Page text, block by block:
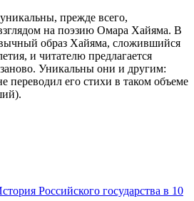
прежде всего,
на поэзию Омара Хайяма. В
образ Хайяма, сложившийся
и читателю предлагается
Уникальны они и другим:
переводил его стихи в таком объеме